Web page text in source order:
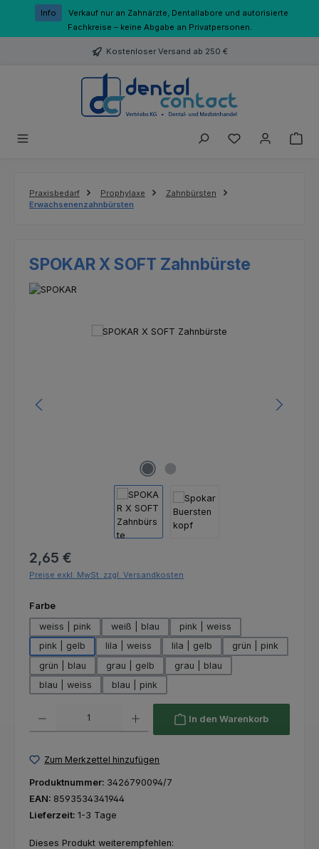
Zum Hauptinhalt springen
Info
Verkauf nur an Zahnärzte, Dentallabore und autorisierte
Fachkreise – keine Abgabe an Privatpersonen.
Kostenloser Versand ab 250 €
Du hast 0
Praxisbedarf Prophylaxe
Zahnbürsten
Erwachsenenzahnbürsten
SPOKAR X SOFT Zahnbürste
Bildergalerie überspringen
Regulärer Preis:
2,65 €
Preise exkl. MwSt. zzgl. Versandkosten
Farbeauswählen
weiss | pink
weiß | blau
pink | weiss
pink | gelb
lila | weiss lila | gelb
grün | pink
grün | blau
grau | gelb
grau | blau
blau | weiss
blau | pink
In den Warenkorb
Zum Merkzettel hinzufügen
Produktnummer: 3426790094/7
EAN: 8593534341944
Lieferzeit: 1-3 Tage
Dieses Produkt weiterempfehlen: